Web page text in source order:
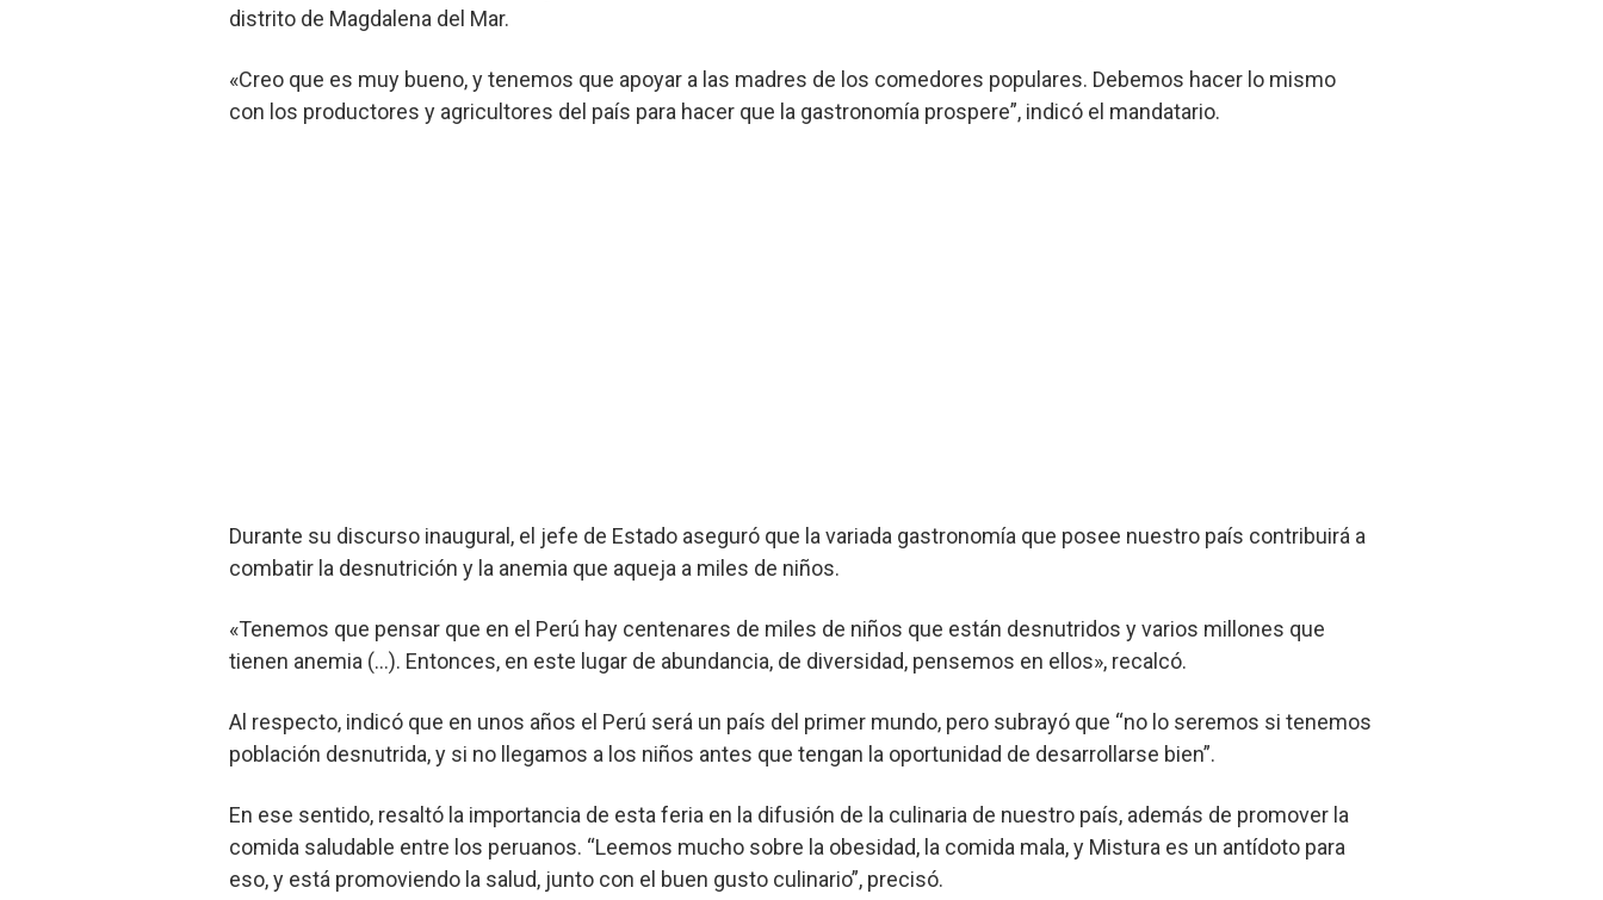
distrito de Magdalena del Mar.
«Creo que es muy bueno, y tenemos que apoyar a las madres de los comedores populares. Debemos hacer lo mismo
con los productores y agricultores del país para hacer que la gastronomía prospere”, indicó el mandatario.
Durante su discurso inaugural, el jefe de Estado aseguró que la variada gastronomía que posee nuestro país contribuirá a
combatir la desnutrición y la anemia que aqueja a miles de niños.
«Tenemos que pensar que en el Perú hay centenares de miles de niños que están desnutridos y varios millones que
tienen anemia (…). Entonces, en este lugar de abundancia, de diversidad, pensemos en ellos», recalcó.
Al respecto, indicó que en unos años el Perú será un país del primer mundo, pero subrayó que “no lo seremos si tenemos
población desnutrida, y si no llegamos a los niños antes que tengan la oportunidad de desarrollarse bien”.
En ese sentido, resaltó la importancia de esta feria en la difusión de la culinaria de nuestro país, además de promover la
comida saludable entre los peruanos. “Leemos mucho sobre la obesidad, la comida mala, y Mistura es un antídoto para
eso, y está promoviendo la salud, junto con el buen gusto culinario”, precisó.